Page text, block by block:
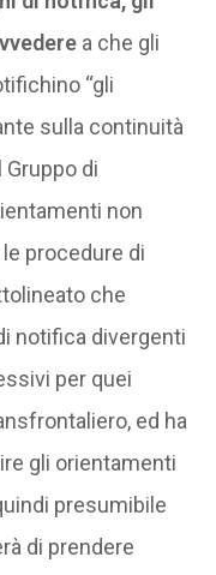
a che gli
“gli
sulla continuità
di
non
procedure di
che
notifica divergenti
per quei
ed ha
gli orientamenti
presumibile
di prendere